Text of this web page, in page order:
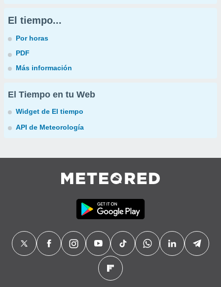
El tiempo...
Por horas
PDF
Más información
El Tiempo en tu Web
Widget de El tiempo
API de Meteorología